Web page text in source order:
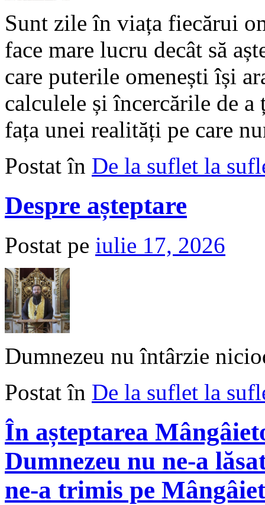
Sunt zile în viața fiecărui
face mare lucru decât să
care puterile omenești își
calculele și încercările de
fața unei realități pe care
Postat în De la suflet la
Despre așteptare
Postat pe iulie 17, 2026
Dumnezeu nu întârzie
Postat în De la suflet la
În așteptarea
Dumnezeu nu ne-a
ne-a trimis pe